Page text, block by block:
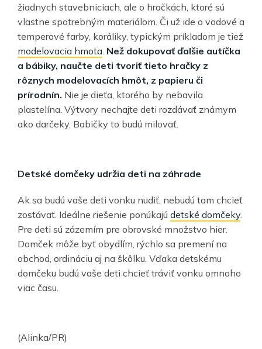
žiadnych stavebniciach, ale o hračkách, ktoré sú
vlastne spotrebným materiálom. Či už ide o vodové a
temperové farby, koráliky, typickým príkladom je tiež
modelovacia hmota. Než dokupovať ďalšie autíčka
a bábiky, naučte deti tvoriť tieto hračky z
rôznych modelovacích hmôt, z papieru či
prírodnín. Nie je dieťa, ktorého by nebavila
plastelína. Výtvory nechajte deti rozdávať známym
ako darčeky. Babičky to budú milovať.
Detské domčeky udržia deti na záhrade
Ak sa budú vaše deti vonku nudiť, nebudú tam chcieť
zostávať. Ideálne riešenie ponúkajú detské domčeky.
Pre deti sú zázemím pre obrovské množstvo hier.
Domček môže byť obydlím, rýchlo sa premení na
obchod, ordináciu aj na škôlku. Vďaka detskému
domčeku budú vaše deti chcieť tráviť vonku omnoho
viac času.
(Alinka/PR)